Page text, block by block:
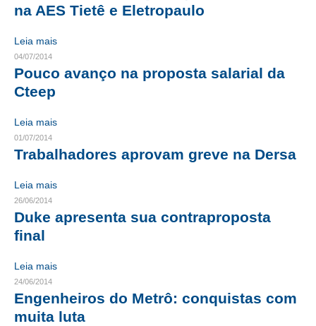
CONSELHOS ASSESSORES
PERSONALIDADES DA TECNOLOGIA
NÚCLEO DA MULHER ENGENHEIRA
JURÍDICO
CONSULTORIA
ACORDOS, CONVENÇÕES E DISSÍDIOS
CONTRIBUIÇÕES
CONTRIBUIÇÃO ASSOCIATIVA OU ANUIDADE DE SÓCIO
CONTRIBUIÇÃO SINDICAL URBANA
na AES Tietê e Eletropaulo
Leia mais
04/07/2014
Pouco avanço na proposta salarial da
Cteep
Leia mais
01/07/2014
Trabalhadores aprovam greve na Dersa
Leia mais
26/06/2014
Duke apresenta sua contraproposta
final
Leia mais
24/06/2014
Engenheiros do Metrô: conquistas com
muita luta